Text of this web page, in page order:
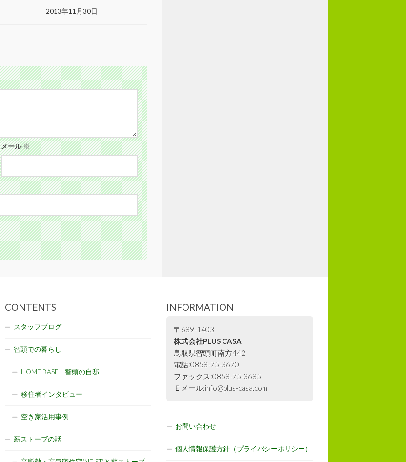
2013年11月30日
メール※
CONTENTS
スタッフブログ
智頭での暮らし
HOME BASE – 智頭の自邸
移住者インタビュー
空き家活用事例
薪ストーブの話
INFORMATION
〒689-1403
株式会社PLUS CASA
鳥取県智頭町南方442
電話:0858-75-3670
ファックス:0858-75-3685
Ｅメール:info@plus-casa.com
お問い合わせ
個人情報保護方針（プライバシーポリシー）